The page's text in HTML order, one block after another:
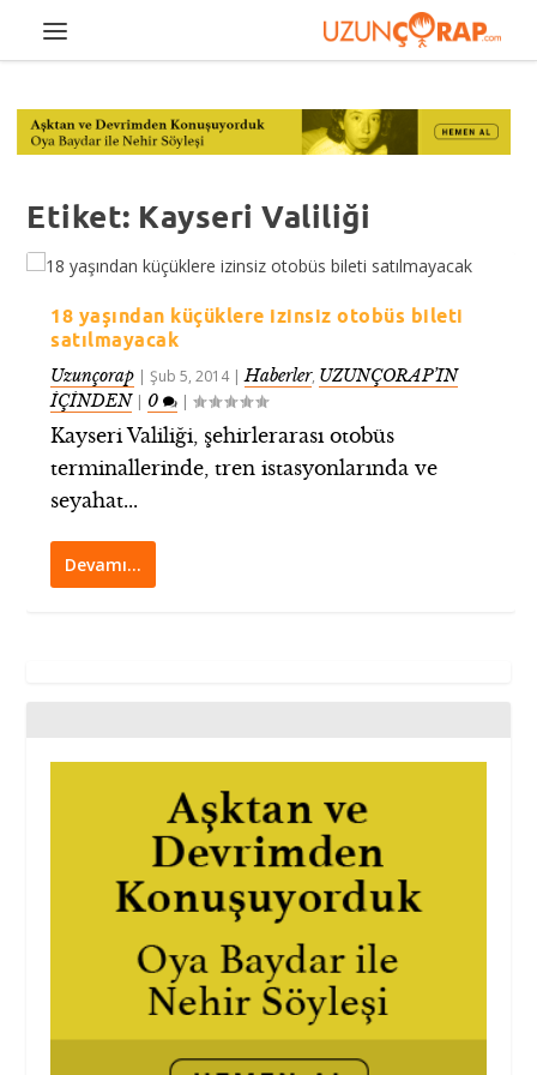
Etiket: Kayseri Valiliği
18 yaşından küçüklere izinsiz otobüs bileti
satılmayacak
Uzunçorap |Şub 5, 2014|Haberler, UZUNÇORAP’IN
İÇİNDEN| 0 |
Kayseri Valiliği, şehirlerarası otobüs
terminallerinde, tren istasyonlarında ve
seyahat...
Devamı…